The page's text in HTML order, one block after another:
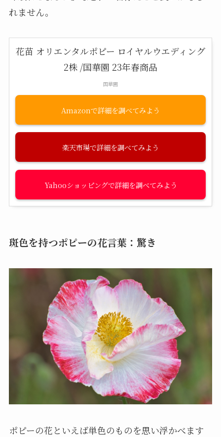
れません。
花苗 オリエンタルポピー ロイヤルウエディング
2株 /国華園 23年春商品
国華園
Amazon
楽天市場
Yahooショッピング
斑色を持つポピーの花言葉：驚き
ポピーの花といえば単色のものを思い浮かべます